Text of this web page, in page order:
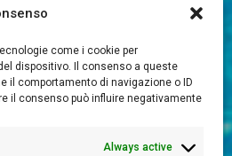
come i cookie per
dispositivo. Il consenso a queste
il comportamento di navigazione o ID
il consenso può influire negativamente
Always active